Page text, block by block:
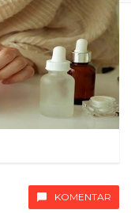
KOMENTAR